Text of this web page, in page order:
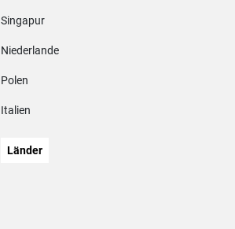
Singapur
Niederlande
Polen
Italien
Länder